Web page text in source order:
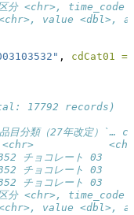
<chr>, time_code
value <dbl>,
, cdCat01 =
17792 records)
分類（27年改定）`…
<chr>
チョコレート 03
チョコレート 03
チョコレート 03
<chr>, time_code
value <dbl>,